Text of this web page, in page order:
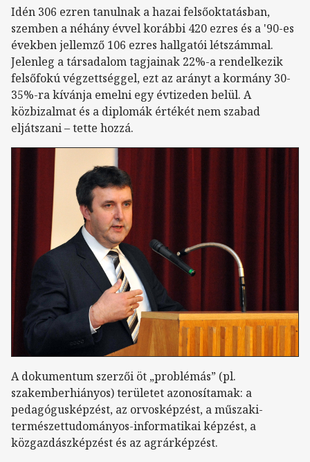
Idén 306 ezren tanulnak a hazai felsőoktatásban,
szemben a néhány évvel korábbi 420 ezres és a '90-es
években jellemző 106 ezres hallgatói létszámmal.
Jelenleg a társadalom tagjainak 22%-a rendelkezik
felsőfokú végzettséggel, ezt az arányt a kormány 30-
35%-ra kívánja emelni egy évtizeden belül. A
közbizalmat és a diplomák értékét nem szabad
eljátszani – tette hozzá.
A dokumentum szerzői öt „problémás” (pl.
szakemberhiányos) területet azonosítamak: a
pedagógusképzést, az orvosképzést, a műszaki-
természettudományos-informatikai képzést, a
közgazdászképzést és az agrárképzést.